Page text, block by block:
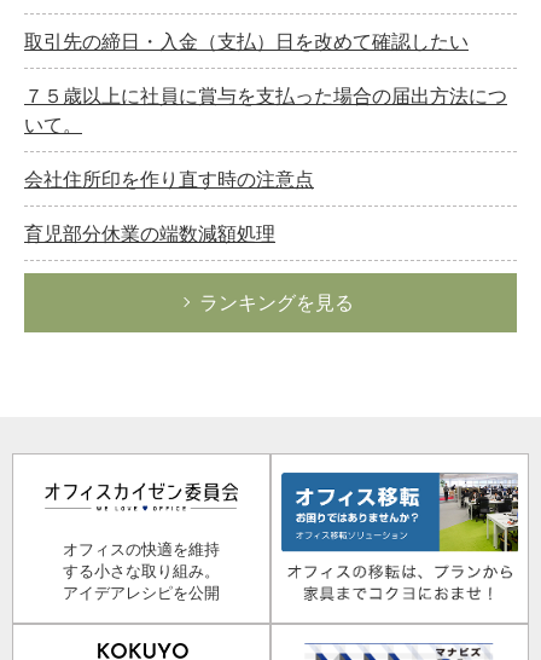
取引先の締日・入金（支払）日を改めて確認したい
７５歳以上に社員に賞与を支払った場合の届出方法につ
いて。
会社住所印を作り直す時の注意点
育児部分休業の端数減額処理
ランキングを見る
オフィスの快適を維持
する小さな取り組み。
アイデアレシピを公開